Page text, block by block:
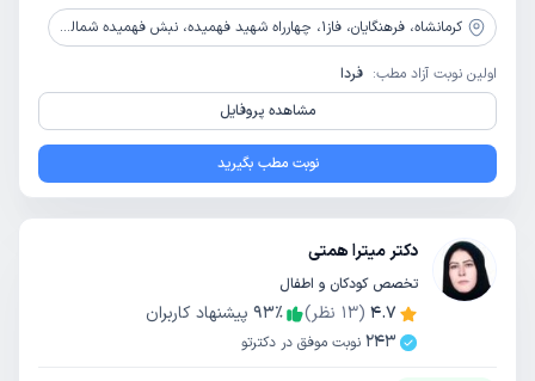
کرمانشاه، فرهنگایان، فاز1، چهارراه شهید فهمیده، نبش فهمیده شمالی، ساختمان پزشکان کورپه
اولین نوبت آزاد مطب: فردا
مشاهده پروفایل
نوبت مطب بگیرید
دکتر میترا همتی
تخصص کودکان و اطفال
4.7
(
13 نظر) 93٪
پیشنهاد کاربران
243 نوبت موفق در دکترتو